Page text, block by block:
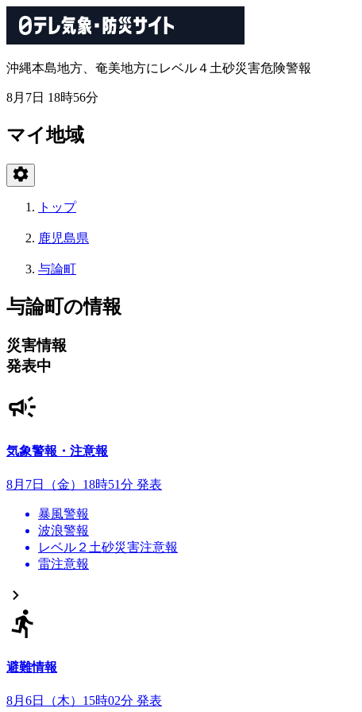
沖縄本島地方、奄美地方にレベル４土砂災害危険警報
8月7日 18時56分
マイ地域
トップ
鹿児島県
与論町
与論町の情報
災害情報
発表中
気象警報・注意報
8月7日（金）18時51分 発表
暴風警報
波浪警報
レベル２土砂災害注意報
雷注意報
避難情報
8月6日（木）15時02分 発表